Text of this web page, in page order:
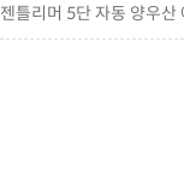
젠틀리머 5단 자동 양우산
젠틀리머 메모리제품 가격